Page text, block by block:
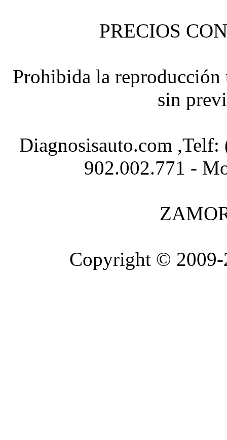
PRECIOS
Prohibida la
sin
Diagnosisauto.com
902.002.771 -
Copyright ©